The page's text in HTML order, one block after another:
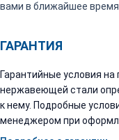
вами в ближайшее время.
ГАРАНТИЯ
Гарантийные условия
нержавеющей стали
к нему. Подробные
менеджером при